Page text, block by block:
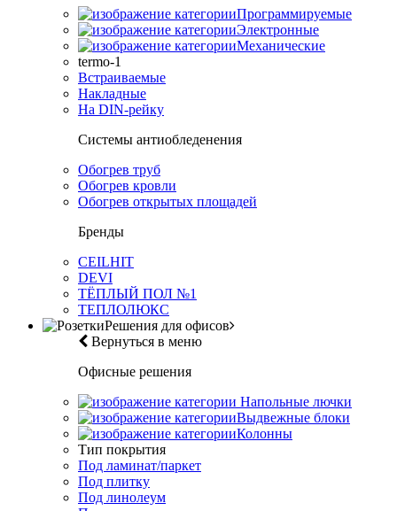
Программируемые
Электронные
Механические
termo-1
Встраиваемые
Накладные
На DIN-рейку
Системы антиобледенения
Обогрев труб
Обогрев кровли
Обогрев открытых площадей
Бренды
CEILHIT
DEVI
ТЁПЛЫЙ ПОЛ №1
ТЕПЛОЛЮКС
Решения для офисов
Вернуться в меню
Офисные решения
Напольные лючки
Выдвежные блоки
Колонны
Тип покрытия
Под ламинат/паркет
Под плитку
Под линолеум